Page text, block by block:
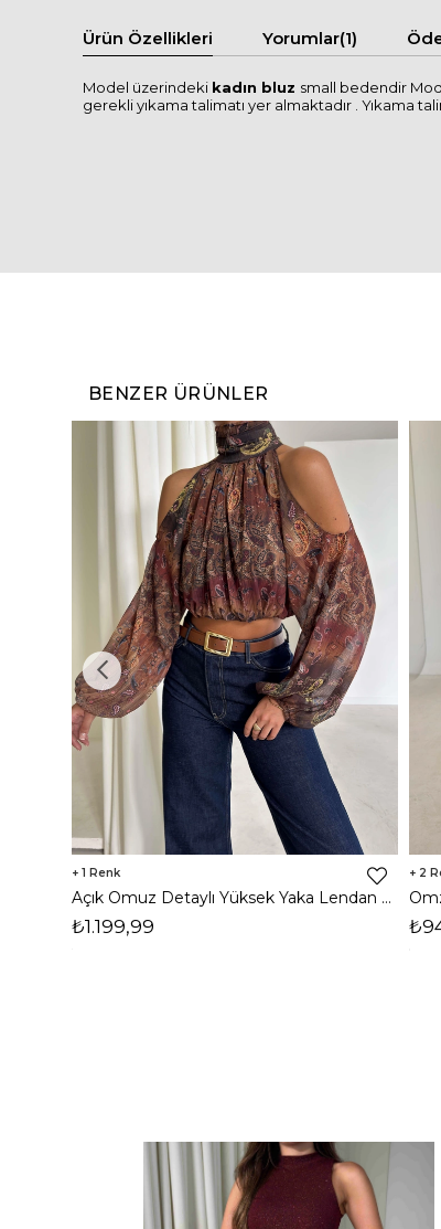
Ürün Özellikleri Yorumlar(1)
Model üzerindeki kadın bluz small bedendir
gerekli yıkama talimatı yer almaktadır . Yıkama
BENZER ÜRÜNLER
1
Açık Omuz Detaylı Yüksek Yaka Lendan Kahve Kadın bluz 26K026
₺1.199,99
2